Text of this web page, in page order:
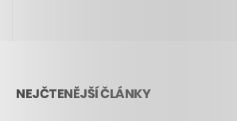
NEJČTENĚJŠÍ ČLÁNKY